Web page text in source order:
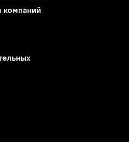
компаний